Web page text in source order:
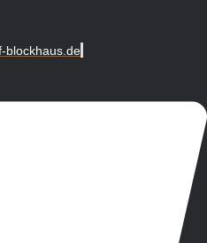
blockhaus.de